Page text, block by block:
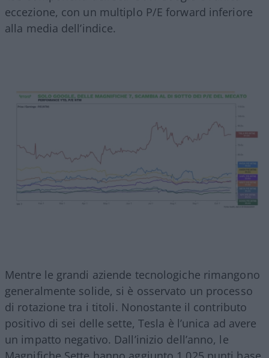
eccezione, con un multiplo P/E forward inferiore
alla media dell’indice.
Mentre le grandi aziende tecnologiche rimangono
generalmente solide, si è osservato un processo
di rotazione tra i titoli. Nonostante il contributo
positivo di sei delle sette, Tesla è l’unica ad avere
un impatto negativo. Dall’inizio dell’anno, le